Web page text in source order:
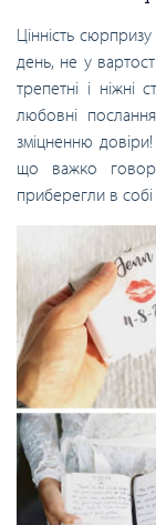
Цінність
день, не у
трепетні і ніжні
любовні
зміцненню
що важко
приберегли в